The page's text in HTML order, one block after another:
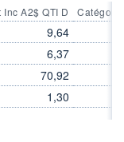
A2$ QTI D
9,64
6,37
70,92
1,30